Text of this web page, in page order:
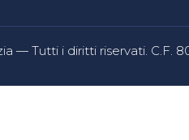
— Tutti i diritti riservati. C.F.